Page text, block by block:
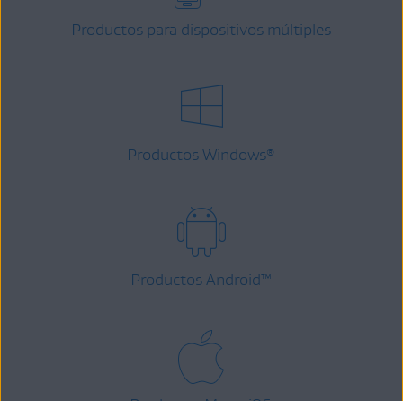
Productos para dispositivos múltiples
Productos Windows®
Productos Android™